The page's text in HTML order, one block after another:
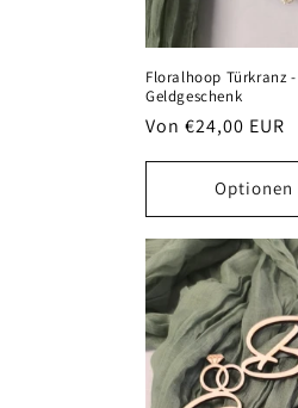
Floralhoop Türkranz
Geldgeschenk
Normaler
Von €24,00 EUR
Optionen